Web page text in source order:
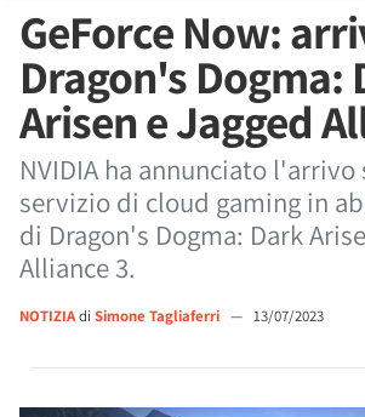
GeForce Now:
Dragon's Dogma:
Arisen e Jagged
NVIDIA ha annunciato l'arrivo
servizio di cloud gaming in
di Dragon's Dogma: Dark
Alliance 3.
NOTIZIAdi Simone Tagliaferri — 13/07/2023